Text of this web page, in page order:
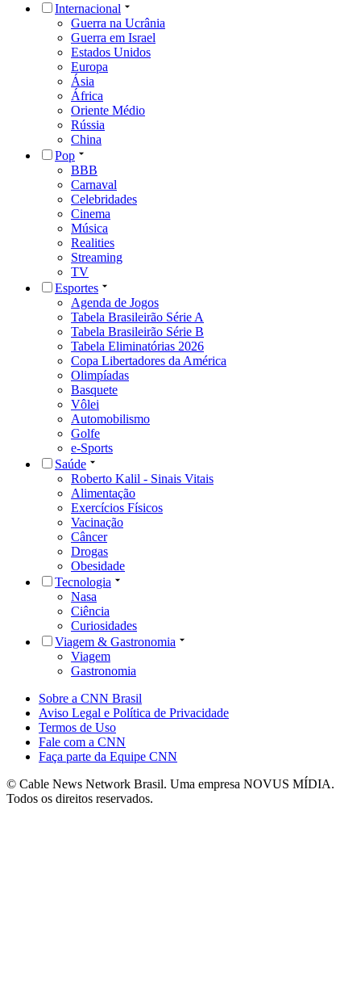
Internacional
Guerra na Ucrânia
Guerra em Israel
Estados Unidos
Europa
Ásia
África
Oriente Médio
Rússia
China
Pop
BBB
Carnaval
Celebridades
Cinema
Música
Realities
Streaming
TV
Esportes
Agenda de Jogos
Tabela Brasileirão Série A
Tabela Brasileirão Série B
Tabela Eliminatórias 2026
Copa Libertadores da América
Olimpíadas
Basquete
Vôlei
Automobilismo
Golfe
e-Sports
Saúde
Roberto Kalil - Sinais Vitais
Alimentação
Exercícios Físicos
Vacinação
Câncer
Drogas
Obesidade
Tecnologia
Nasa
Ciência
Curiosidades
Viagem & Gastronomia
Viagem
Gastronomia
Sobre a CNN Brasil
Aviso Legal e Política de Privacidade
Termos de Uso
Fale com a CNN
Faça parte da Equipe CNN
© Cable News Network Brasil. Uma empresa NOVUS MÍDIA.
Todos os direitos reservados.